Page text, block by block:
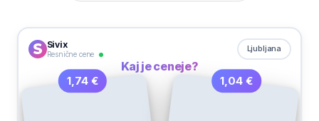
Sivix
Resnične cene
Ljubljana
Kaj je ceneje?
1,74 € 1,04 €